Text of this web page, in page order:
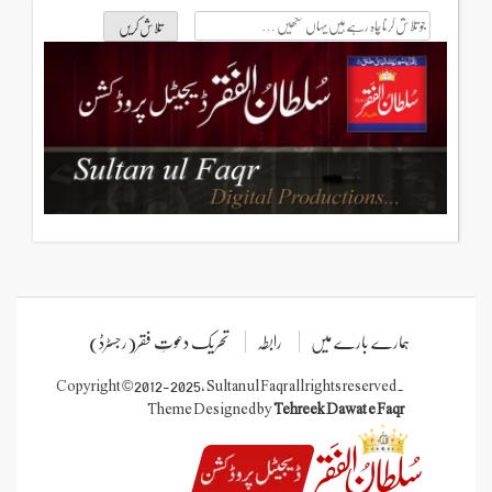
تلاش
چاہ
ہیں
لکھیں
ہمارے بارے میں رابطہ تحریک دعوتِ فقر(رجسٹرڈ)
Copyright © 2012-2025, Sultan ul Faqr all rights reserved.
Theme Designed byTehreek Dawat e Faqr